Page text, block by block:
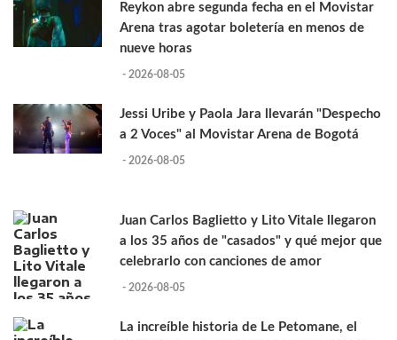
Reykon abre segunda fecha en el Movistar
Arena tras agotar boletería en menos de
nueve horas
- 2026-08-05
Jessi Uribe y Paola Jara llevarán "Despecho
a 2 Voces" al Movistar Arena de Bogotá
- 2026-08-05
Juan Carlos Baglietto y Lito Vitale llegaron
a los 35 años de "casados" y qué mejor que
celebrarlo con canciones de amor
- 2026-08-05
La increíble historia de Le Petomane, el